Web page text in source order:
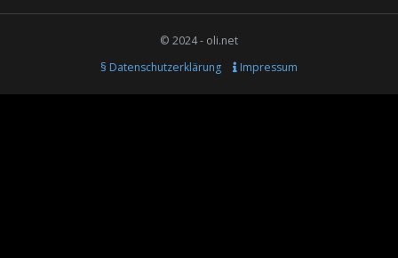
© 2024 - oli.net
§ Datenschutzerklärung
Impressum